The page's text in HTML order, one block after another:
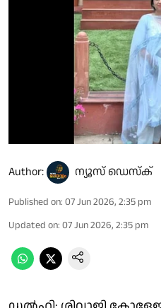
Author: ന്യൂസ് ഡെസ്ക്
Published on: 07 Jun 2026, 2:35 pm
Updated on: 07 Jun 2026, 2:35 pm